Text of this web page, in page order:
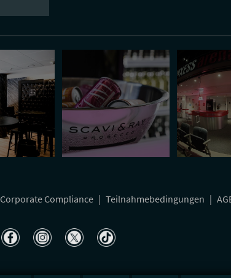
Corporate Compliance | Teilnahmebedingungen |